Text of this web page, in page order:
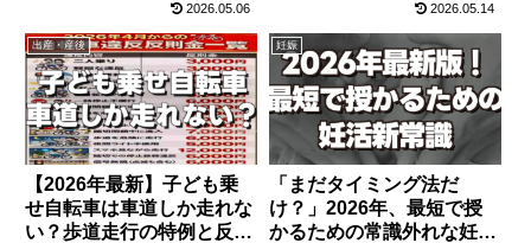
る「初めての胎動」のリアルな感
覚について解説します。つわり明
けの急激な体重増加や鉄分不足の
対策と合わせて、お腹の赤ちゃん
の成長過程をまとめました。
2026.05.06
た「予想外の飲み物」とは？脱水
症状を防ぐための夫の買い出しの
工夫と、コロコロ変わる妊婦の味
覚変化への対応を主夫目線で綴る
妊娠体験記第5回。
2026.05.14
出産・産後
【2026年最新】子ども乗
せ自転車は車道しか走れな
い？歩道走行の特例と反則
妊娠
「まだタイミング法だ
け？」2026年、最短で授
かるための常識外れな妊活